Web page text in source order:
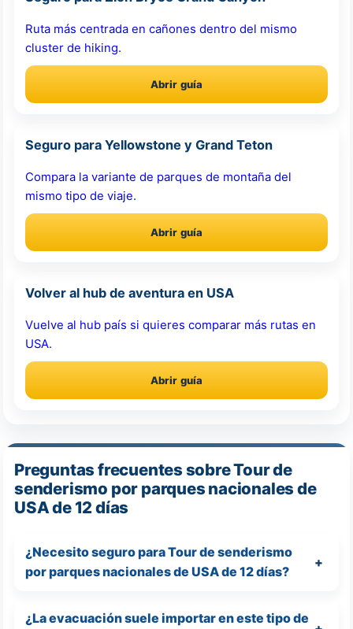
Ruta más centrada en cañones dentro del mismo
cluster de hiking.
Abrir guía
Seguro para Yellowstone y Grand Teton
Compara la variante de parques de montaña del
mismo tipo de viaje.
Abrir guía
Volver al hub de aventura en USA
Vuelve al hub país si quieres comparar más rutas en
USA.
Abrir guía
Preguntas frecuentes sobre Tour de
senderismo por parques nacionales de
USA de 12 días
¿Necesito seguro para Tour de senderismo
por parques nacionales de USA de 12 días?
¿La evacuación suele importar en este tipo de